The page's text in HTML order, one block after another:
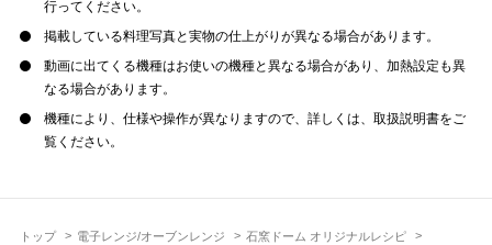
トップ 電子レンジ/オーブンレンジ
石窯ドーム オリジナルレシピ
行ってください。
掲載している料理写真と実物の仕上がりが異なる場合があります。
動画に出てくる機種はお使いの機種と異なる場合があり、加熱設定も異
なる場合があります。
機種により、仕様や操作が異なりますので、詳しくは、取扱説明書をご
覧ください。